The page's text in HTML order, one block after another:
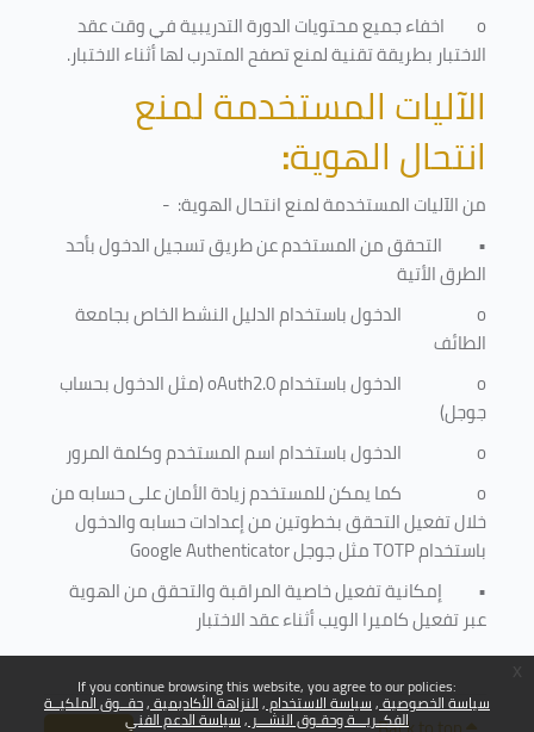
If you continue browsing this website, you agree to our policies:
سياسة الخصوصية سياسة الاستخدام النزاهة الأكاديمية حقــوق الملكيــة
الفكــريـــة وحقـوق النشـــر سياسة الدعم الفني
o
اخفاء جميع محتويات الدورة التدريبية في وقت عقد
الاختبار بطريقة تقنية لمنع تصفح المتدرب لها أثناء الاختبار.
الآليات المستخدمة لمنع
انتحال الهوية:
من الآليات المستخدمة لمنعانتحال الهوية: -
• التحقق من المستخدم عن طريق تسجيل الدخول بأحد
الطرق الأتية
o
الدخول باستخدام الدليل النشط الخاص بجامعة
الطائف
o
الدخول باستخدامoAuth2.0(مثل الدخول بحساب
جوجل)
o
الدخول باستخدام اسم المستخدم وكلمة المرور
o
كما يمكن للمستخدم زيادة الأمان على حسابه من
خلال تفعيل التحقق بخطوتين من إعدادات حسابه والدخول
باستخدامTOTPمثل جوجلGoogle Authenticator
• إمكانية تفعيل خاصية المراقبة والتحقق من الهوية
عبر تفعيل كاميرا الويب أثناء عقد الاختبار